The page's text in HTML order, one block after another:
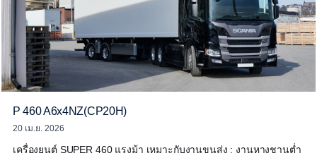
P 460 A6x4NZ(CP20H)
20 เม.ย. 2026
เครื่องยนต์ SUPER 460 แรงม้า เหมาะกับงานขนส่ง : งานหางชานต่ำ